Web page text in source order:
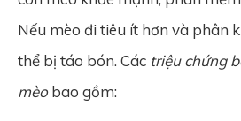
Nếu mèo đi tiêu ít hơn và phân
thể bị táo bón. Các triệu chứng
mèobao gồm: